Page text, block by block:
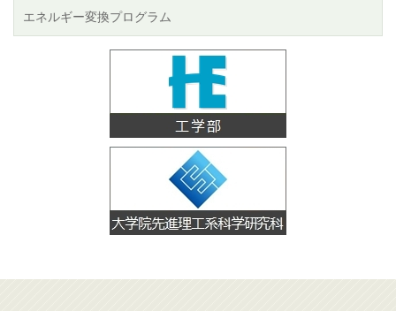
エネルギー変換プログラム